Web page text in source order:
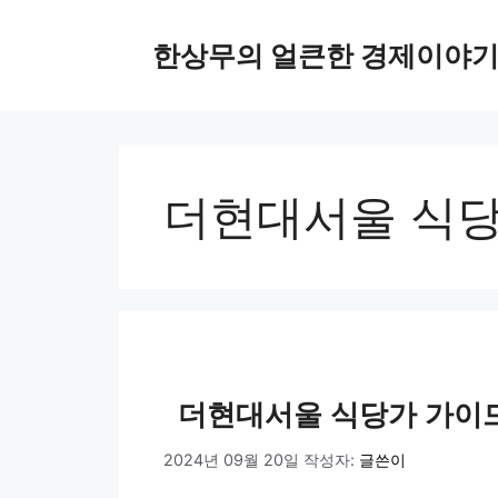
한상무의 얼큰한 경제이야기
더현대서울 식
더현대서울 식당가 가이
2024년 09월 20일 작성자: 글쓴이